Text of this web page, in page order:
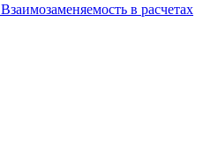
Взаимозаменяемость в расчетах